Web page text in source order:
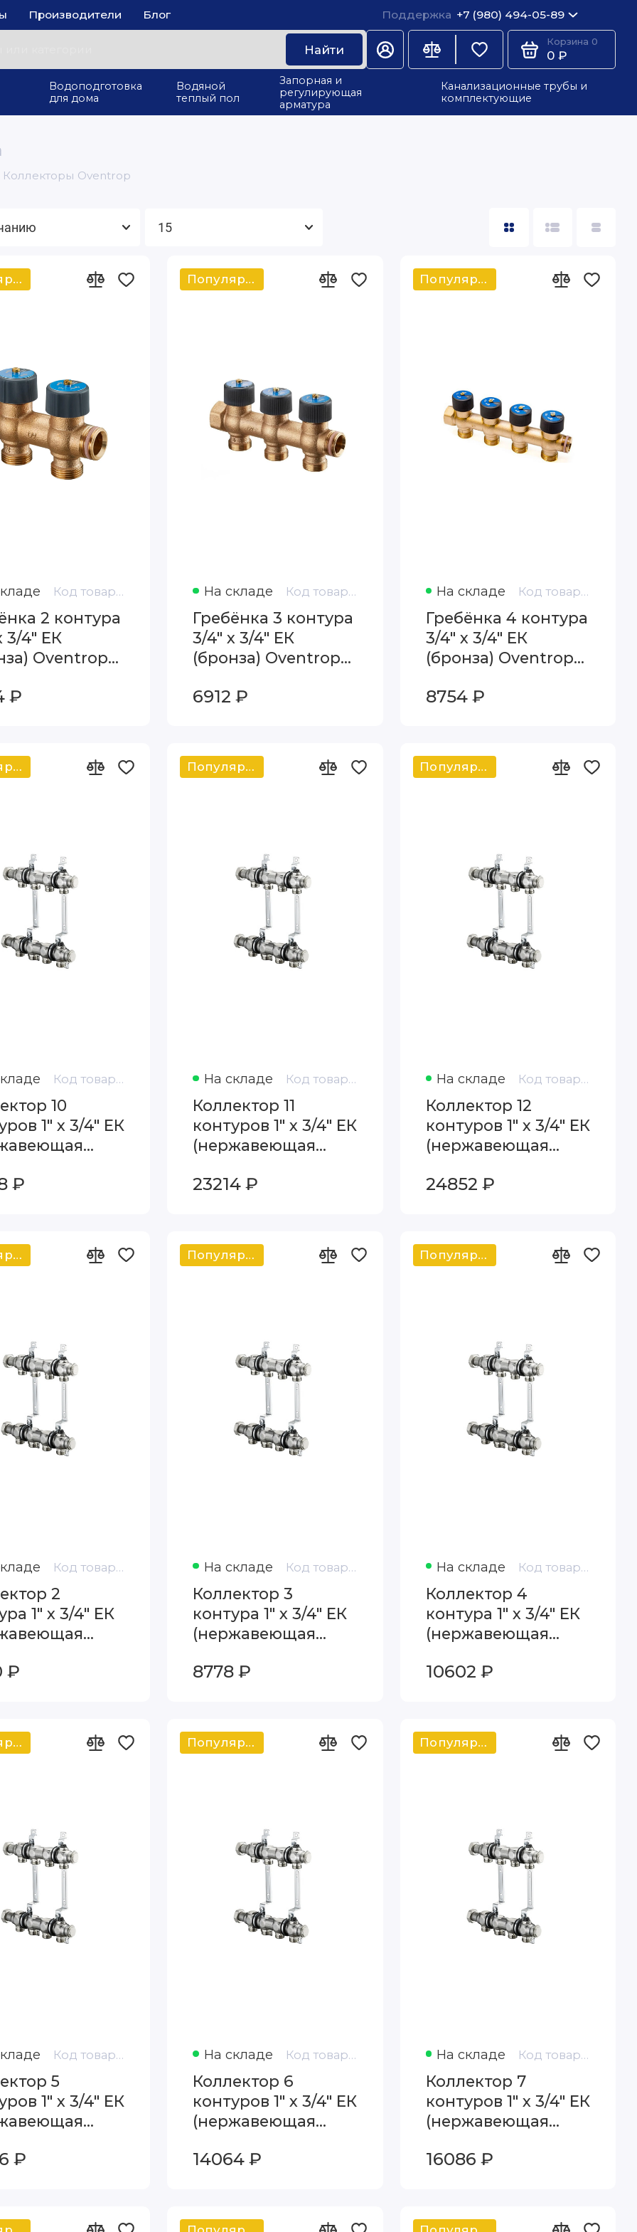
Производители Блог Поддержка +7 (980) 494-05-89
Найти
Корзина 0
0 ₽
Водоподготовка
для дома
Водяной
теплый пол
Запорная и
регулирующая
арматура
Канализационные трубы и
комплектующие
Коллекторы Oventrop
Популярный
Код товара: 4200552
2 контура
3/4" ЕК
Oventrop
₽
Популярный
На складе Код товара: 4200553
Гребёнка 3 контура
3/4" х 3/4" ЕК
(бронза) Oventrop
6912 ₽
Популярный
На складе Код товара: 4200554
Гребёнка 4 контура
3/4" х 3/4" ЕК
(бронза) Oventrop
8754 ₽
Популярный
Код товара: 1407160
10
1" х 3/4" ЕК
SH 1407160
₽
Популярный
На складе Код товара: 1407161
Коллектор 11
контуров 1" х 3/4" ЕК
(нержавеющая
Multidis SH 1407161
23214 ₽
Популярный
На складе Код товара: 1407162
Коллектор 12
контуров 1" х 3/4" ЕК
(нержавеющая
Multidis SH 1407162
24852 ₽
Популярный
Код товара: 1407152
2
1" х 3/4" ЕК
SH 1407152
₽
Популярный
На складе Код товара: 1407153
Коллектор 3
контура 1" х 3/4" ЕК
(нержавеющая
Multidis SH 1407153
8778 ₽
Популярный
На складе Код товара: 1407154
Коллектор 4
контура 1" х 3/4" ЕК
(нержавеющая
Multidis SH 1407154
10602 ₽
Популярный
Код товара: 1407155
5
1" х 3/4" ЕК
SH 1407155
₽
Популярный
На складе Код товара: 1407156
Коллектор 6
контуров 1" х 3/4" ЕК
(нержавеющая
Multidis SH 1407156
14064 ₽
Популярный
На складе Код товара: 1407157
Коллектор 7
контуров 1" х 3/4" ЕК
(нержавеющая
Multidis SH 1407157
16086 ₽